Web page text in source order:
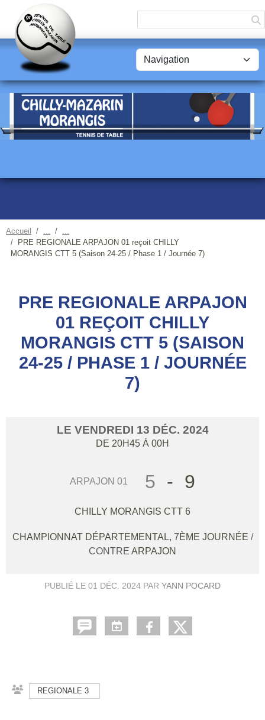
Accueil
PRE REGIONALE ARPAJON 01 reçoit CHILLY
MORANGIS CTT 5 (Saison 24-25 / Phase 1 / Journée 7)
PRE REGIONALE ARPAJON
01 REÇOIT CHILLY
MORANGIS CTT 5 (SAISON
24-25 / PHASE 1 / JOURNÉE
7)
LE VENDREDI 13 DÉC. 2024
DE 20H45 À 00H
ARPAJON 01 5 - 9
CHILLY MORANGIS CTT 6
CHAMPIONNAT DÉPARTEMENTAL, 7ÈME JOURNÉE /
CONTRE ARPAJON
PUBLIÉ LE 01 DÉC. 2024 PAR YANN POCARD
REGIONALE 3
Panneau de gestion des cookies